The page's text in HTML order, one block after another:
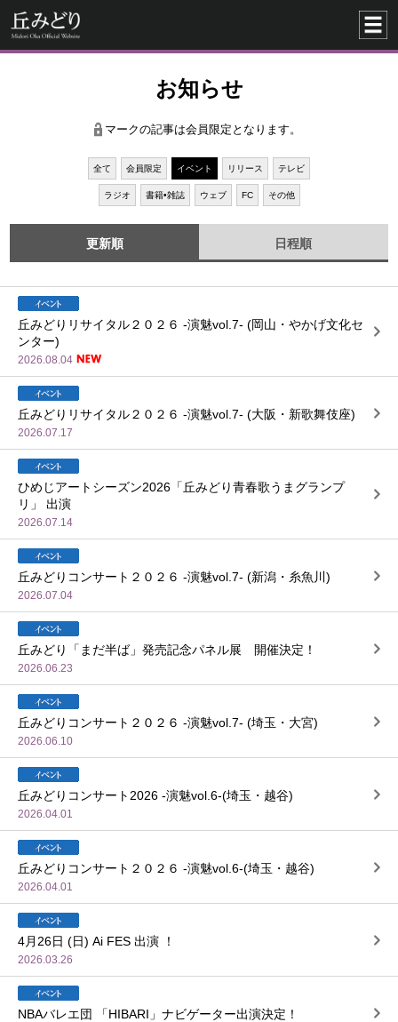
お知らせ
マークの記事は会員限定となります。
全て 会員限定 イベント リリース テレビ
ラジオ 書籍•雑誌 ウェブ FC その他
更新順 日程順
丘みどりリサイタル２０２６ -演魅vol.7- (岡山・やかげ文化セ
ンター)
2026.08.04
丘みどりリサイタル２０２６ -演魅vol.7- (大阪・新歌舞伎座)
2026.07.17
ひめじアートシーズン2026「丘みどり青春歌うまグランプ
リ」 出演
2026.07.14
丘みどりコンサート２０２６ -演魅vol.7- (新潟・糸魚川)
2026.07.04
丘みどり「まだ半ば」発売記念パネル展 開催決定！
2026.06.23
丘みどりコンサート２０２６ -演魅vol.7- (埼玉・大宮)
2026.06.10
丘みどりコンサート2026 -演魅vol.6-(埼玉・越谷)
2026.04.01
丘みどりコンサート２０２６ -演魅vol.6-(埼玉・越谷)
2026.04.01
4月26日 (日) Ai FES 出演 ！
2026.03.26
NBAバレエ団 「HIBARI」ナビゲーター出演決定！